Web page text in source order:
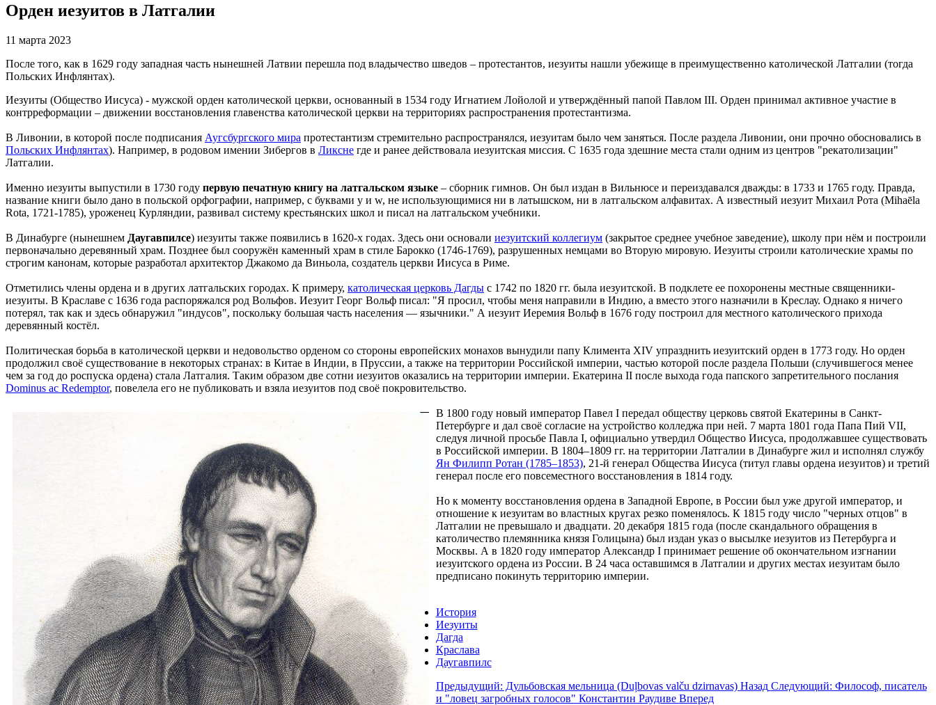
Орден иезуитов в Латгалии
11 марта 2023
После того, как в 1629 году западная часть нынешней Латвии перешла под владычество шведов – протестантов, иезуиты нашли убежище в преимущественно католической Латгалии (тогда
Польских Инфлянтах).
Иезуиты (Общество Иисуса) - мужской орден католической церкви, основанный в 1534 году Игнатием Лойолой и утверждённый папой Павлом III. Орден принимал активное участие в
контрреформации – движении восстановления главенства католической церкви на территориях распространения протестантизма.
В Ливонии, в которой после подписания Аугсбургского мира протестантизм стремительно распространялся, иезуитам было чем заняться. После раздела Ливонии, они прочно обосновались в
Польских Инфлянтах). Например, в родовом имении Зибергов в Ликсне где и ранее действовала иезуитская миссия. С 1635 года здешние места стали одним из центров "рекатолизации"
Латгалии.
Именно иезуиты выпустили в 1730 году первую печатную книгу на латгальском языке – сборник гимнов. Он был издан в Вильнюсе и переиздавался дважды: в 1733 и 1765 году. Правда,
название книги было дано в польской орфографии, например, с буквами y и w, не использующимися ни в латышском, ни в латгальском алфавитах. А известный иезуит Михаил Рота (Mihaēla
Rota, 1721-1785), уроженец Курляндии, развивал систему крестьянских школ и писал на латгальском учебники.
В Динабурге (нынешнем Даугавпилсе) иезуиты также появились в 1620-х годах. Здесь они основали иезуитский коллегиум (закрытое среднее учебное заведение), школу при нём и построили
первоначально деревянный храм. Позднее был сооружён каменный храм в стиле Барокко (1746-1769), разрушенных немцами во Вторую мировую. Иезуиты строили католические храмы по
строгим канонам, которые разработал архитектор Джакомо да Виньола, создатель церкви Иисуса в Риме.
Отметились члены ордена и в других латгальских городах. К примеру, католическая церковь Дагды с 1742 по 1820 гг. была иезуитской. В подклете ее похоронены местные священники-
иезуиты. В Краславе с 1636 года распоряжался род Вольфов. Иезуит Георг Вольф писал: "Я просил, чтобы меня направили в Индию, а вместо этого назначили в Креслау. Однако я ничего
потерял, так как и здесь обнаружил "индусов", поскольку большая часть населения — язычники." А иезуит Иеремия Вольф в 1676 году построил для местного католического прихода
деревянный костёл.
Политическая борьба в католической церкви и недовольство орденом со стороны европейских монахов вынудили папу Климента XIV упразднить иезуитский орден в 1773 году. Но орден
продолжил своё существование в некоторых странах: в Китае в Индии, в Пруссии, а также на территории Российской империи, частью которой после раздела Польши (случившегося менее
чем за год до роспуска ордена) стала Латгалия. Таким образом две сотни иезуитов оказались на территории империи. Екатерина II после выхода года папского запретительного послания
Dominus ac Redemptor, повелела его не публиковать и взяла иезуитов под своё покровительство.
В 1800 году новый император Павел I передал обществу церковь святой Екатерины в Санкт-
Петербурге и дал своё согласие на устройство колледжа при ней. 7 марта 1801 года Папа Пий VII,
следуя личной просьбе Павла I, официально утвердил Общество Иисуса, продолжавшее существовать
в Российской империи. В 1804–1809 гг. на территории Латгалии в Динабурге жил и исполнял службу
Ян Филипп Ротан (1785–1853), 21-й генерал Общества Иисуса (титул главы ордена иезуитов) и третий
генерал после его повсеместного восстановления в 1814 году.
Но к моменту восстановления ордена в Западной Европе, в России был уже другой император, и
отношение к иезуитам во властных кругах резко поменялось. К 1815 году число "черных отцов" в
Латгалии не превышало и двадцати. 20 декабря 1815 года (после скандального обращения в
католичество племянника князя Голицына) был издан указ о высылке иезуитов из Петербурга и
Москвы. А в 1820 году император Александр I принимает решение об окончательном изгнании
иезуитского ордена из России. В 24 часа оставшимся в Латгалии и других местах иезуитам было
предписано покинуть территорию империи.
История
Иезуиты
Дагда
Краслава
Даугавпилс
Предыдущий: Дульбовская мельница (Duļbovas valču dzirnavas) Назад Следующий: Философ, писатель
и "ловец загробных голосов" Константин Раудиве Вперед